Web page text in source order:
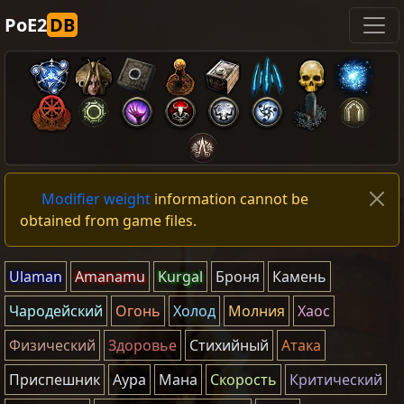
PoE2DB
Modifier weight information cannot be
obtained from game files.
Ulaman Amanamu Kurgal Броня
Камень
Чародейский
Огонь Холод Молния
Хаос
Физический
Здоровье Стихийный
Атака
Приспешник
Аура Мана Скорость
Критический